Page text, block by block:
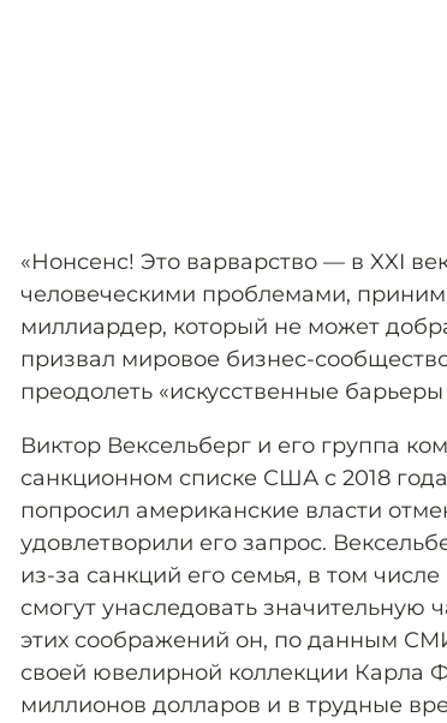
«Нонсенс! Это варварство — в XXI
человеческими проблемами,
миллиардер, который не может
призвал мировое бизнес-
преодолеть «искусственные
Виктор Вексельберг и его группа
санкционном списке США с 2018
попросил американские власти
удовлетворили его запрос.
из-за санкций его семья, в том
смогут унаследовать значительную
этих соображений он, по данным
своей ювелирной коллекции Карла
миллионов долларов и в трудные